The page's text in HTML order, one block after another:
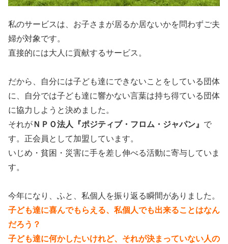
私のサービスは、お子さまが居るか居ないかを問わずご夫
婦が対象です。
直接的には大人に貢献するサービス。
だから、自分には子ども達にできないことをしている団体
に、自分では子ども達に響かない言葉は持ち得ている団体
に協力しようと決めました。
それが ＮＰＯ法人『ポジティブ・フロム・ジャパン』 で
す。正会員として加盟しています。
いじめ・貧困・災害に手を差し伸べる活動に寄与していま
す。
今年になり、ふと、私個人を振り返る瞬間がありました。
子ども達に喜んでもらえる、私個人でも出来ることはなん
だろう？
子ども達に何かしたいけれど、それが決まっていない人の